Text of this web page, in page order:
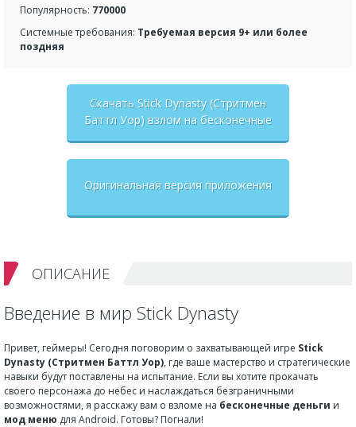
Популярность: 770000
Системные требования: Требуемая версия 9+ или более
поздняя
Скачать Stick Dynasty (Стритмен
Баттл Уор) взлом на бесконечные
Оригинальная версия приложения
ОПИСАНИЕ
Введение в мир Stick Dynasty
Привет, геймеры! Сегодня поговорим о захватывающей игре Stick
Dynasty (Стритмен Баттл Уор), где ваше мастерство и стратегические
навыки будут поставлены на испытание. Если вы хотите прокачать
своего персонажа до небес и наслаждаться безграничными
возможностями, я расскажу вам о взломе на бесконечные деньги и
мод меню для Android. Готовы? Погнали!